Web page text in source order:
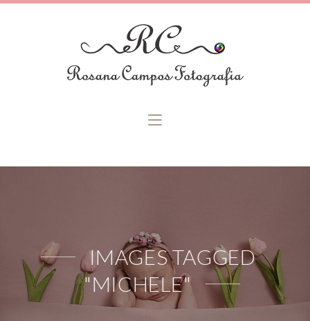
IMAGES TAGGED
"MICHELE"